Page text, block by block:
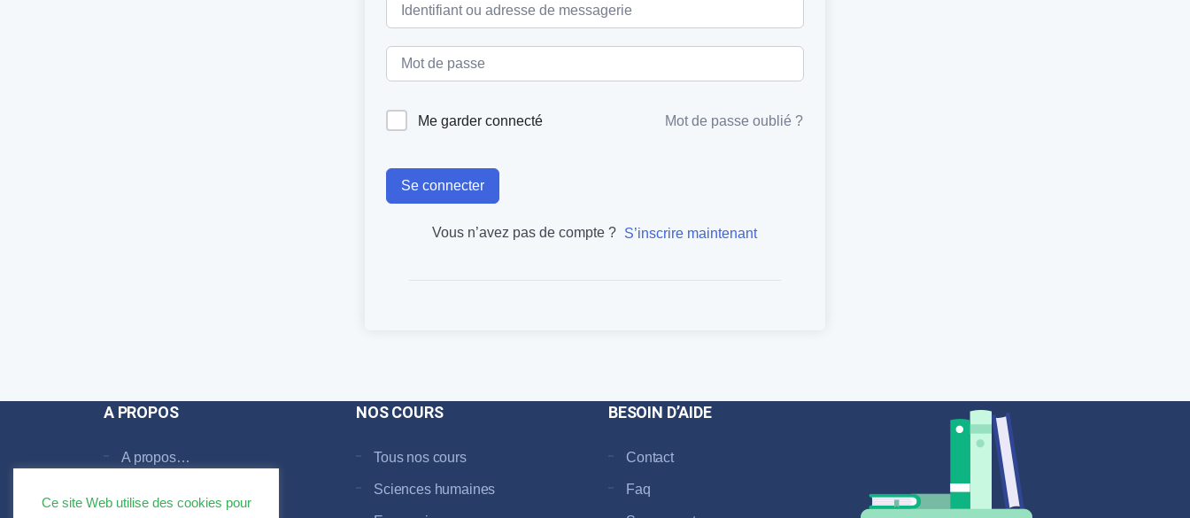
Me garder connecté Mot de passe oublié ?
Se connecter
Vous n’avez pas de compte ? S’inscrire maintenant
A PROPOS
A propos…
NOS COURS
Tous nos cours
Sciences humaines
BESOIN D’AIDE
Contact
Faq
Ce site Web utilise des cookies pour